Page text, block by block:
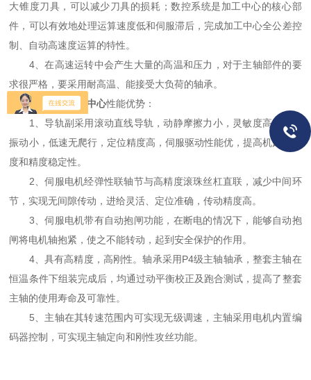
大锥度刀具，可以减少刀具的损耗；数控系统是加工中心的核心部
件，可以有效地处理运算速度低和伺服滞后，完成加工中心全公差控
制、自动高速度运算的特性。
4、在高速运转中会产生大量的高温和压力，对于主轴部件的要
求很严格，要采用耐高温、能接受大负荷的轴承。
线轨立式加工中心性能优势：
1、导轨副采用滚动直线导轨，动静摩擦力小，灵敏度高，高速
振动小，低速无爬行，定位精度高，伺服驱动性能优，提高机床的精
度和精度稳定性。
2、伺服电机经弹性联轴节与高精度滚珠丝杠直联，减少中间环
节，实现无间隙传动，进给灵活、定位准确，传动精度高。
3、伺服电机带有自动抱闸功能，在断电的情况下，能够自动抱
闸将电机轴抱紧，使之不能转动，起到安全保护的作用。
4、具有高精度，高刚性。轴承采用P4级主轴轴承，整套主轴在
恒温条件下组装完成后，均通过动平衡校正及跑合测试，提高了整套
主轴的使用寿命及可靠性。
5、主轴在其转速范围内可实现无级调速，主轴采用电机内置编
码器控制，可实现主轴定向和刚性攻丝功能。